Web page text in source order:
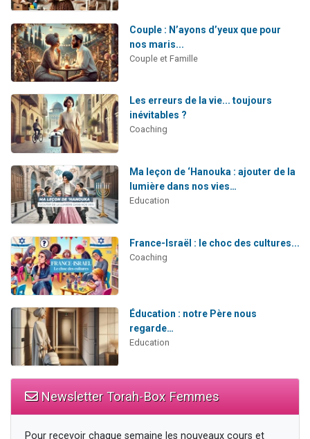
Couple : N’ayons d’yeux que pour
nos maris...
Couple et Famille
Les erreurs de la vie... toujours
inévitables ?
Coaching
Ma leçon de ‘Hanouka : ajouter de la
lumière dans nos vies…
Education
France-Israël : le choc des cultures...
Coaching
Éducation : notre Père nous
regarde…
Education
Newsletter Torah-Box Femmes
Pour recevoir chaque semaine les nouveaux cours et